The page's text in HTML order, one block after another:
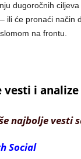
dugoročnih
ili će pronaći način
na frontu.
i analize
najbolje vesti
Social